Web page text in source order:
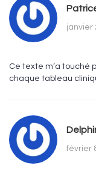
janvier
Ce texte m’a touché
chaque tableau
février